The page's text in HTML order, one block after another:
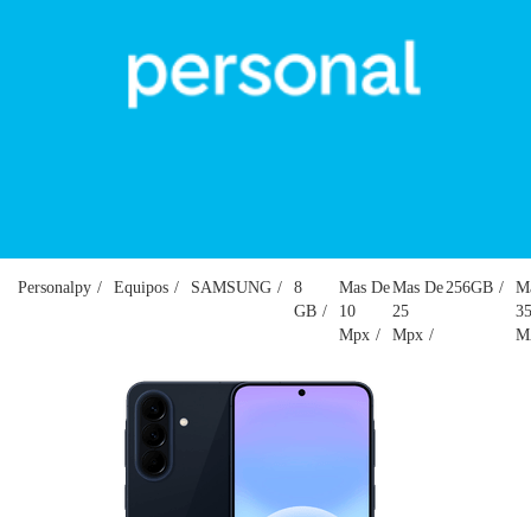
Personalpy Equipos SAMSUNG
8
GB
Mas De
10
Mpx
Mas De
25
Mpx
256GB